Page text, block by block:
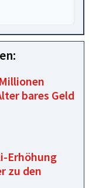
bares Geld
Erhöhung
zu den